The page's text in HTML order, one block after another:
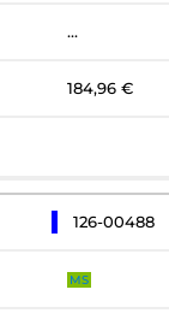
...
184,96 €
126-00488
MS